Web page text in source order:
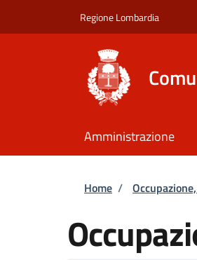
Regione Lombardia
Amministrazione
Briciole
Home /